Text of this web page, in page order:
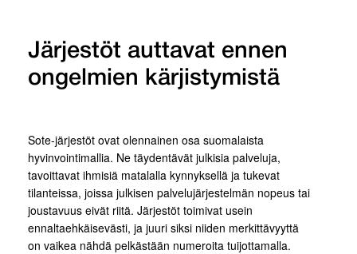
Järjestöt auttavat ennen
ongelmien kärjistymistä
Sote-järjestöt ovat olennainen osa suomalaista
hyvinvointimallia. Ne täydentävät julkisia palveluja,
tavoittavat ihmisiä matalalla kynnyksellä ja tukevat
tilanteissa, joissa julkisen palvelujärjestelmän nopeus tai
joustavuus eivät riitä. Järjestöt toimivat usein
ennaltaehkäisevästi, ja juuri siksi niiden merkittävyyttä
on vaikea nähdä pelkästään numeroita tuijottamalla.